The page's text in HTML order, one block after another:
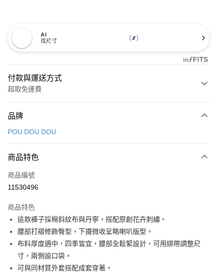
AI
找尺寸
付款與運送方式
超取免運費
信用卡一次付款
LINE Pay
Apple Pay
悠遊付
AFTEE先享後付
相關說明
【關於「AFTEE先享後付」】
AFTEE先享後付是「在收到商品之後才付款」的支付方式。 讓您購物簡單
便利好安心！
ATM付款
品牌
POU DOU DOU
商品特色
商品編號
11530496
商品特色
這款褲子採棉斜紋布與丹寧，搭配原創花卉刺繡。
腰部打褶修飾臀型，下擺微收呈略喇叭版型。
布料厚度適中，四季皆宜，腰部全鬆緊設計，可用綁帶調整尺
寸，兩側設口袋。
可與同材質外套搭配成套穿著。